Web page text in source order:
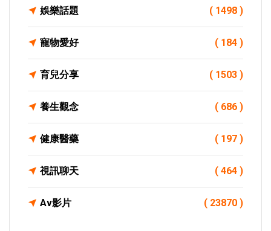
娛樂話題 ( 1498 )
寵物愛好 ( 184 )
育兒分享 ( 1503 )
養生觀念 ( 686 )
健康醫藥 ( 197 )
視訊聊天 ( 464 )
Av影片 ( 23870 )